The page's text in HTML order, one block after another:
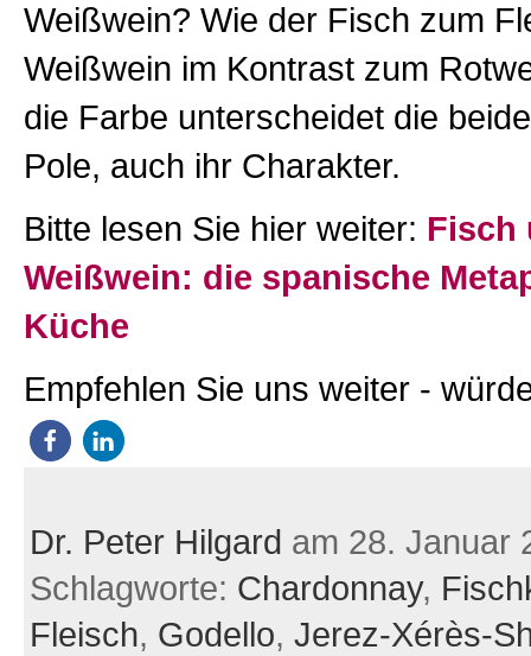
Weißwein? Wie der Fisch zum
Weißwein im Kontrast zum
die Farbe unterscheidet die
Pole, auch ihr Charakter.
Bitte lesen Sie hier weiter: Fisch
Weißwein: die spanische
Küche
Empfehlen Sie uns weiter -
Dr. Peter Hilgard am 28. Januar
Schlagworte: Chardonnay,
Fleisch, Godello, Jerez-Xérès-